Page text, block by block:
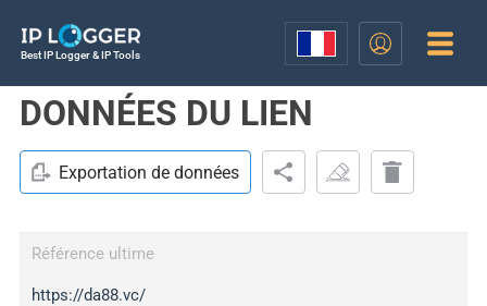
Best IP Logger & IP Tools
DONNÉES DU LIEN
Exportation de données
Référence ultime
https://da88.vc/